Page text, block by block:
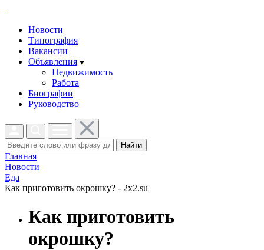
Новости
Типография
Вакансии
Объявления
Недвижимость
Работа
Биографии
Руководство
Найти
Главная
Новости
Еда
Как приготовить окрошку? - 2x2.su
Как приготовить
окрошку?